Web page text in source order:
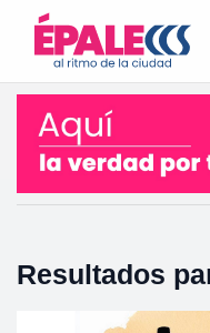
Resultados